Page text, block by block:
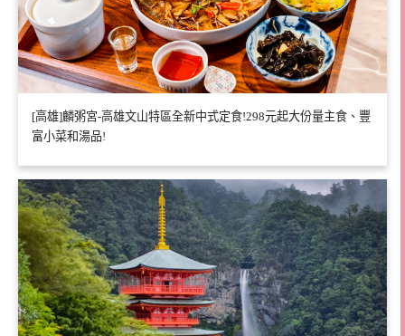
[高雄]麟粥宮-高雄文山特區全新中式定食!298元起大份量主食、豐
富小菜和湯品!